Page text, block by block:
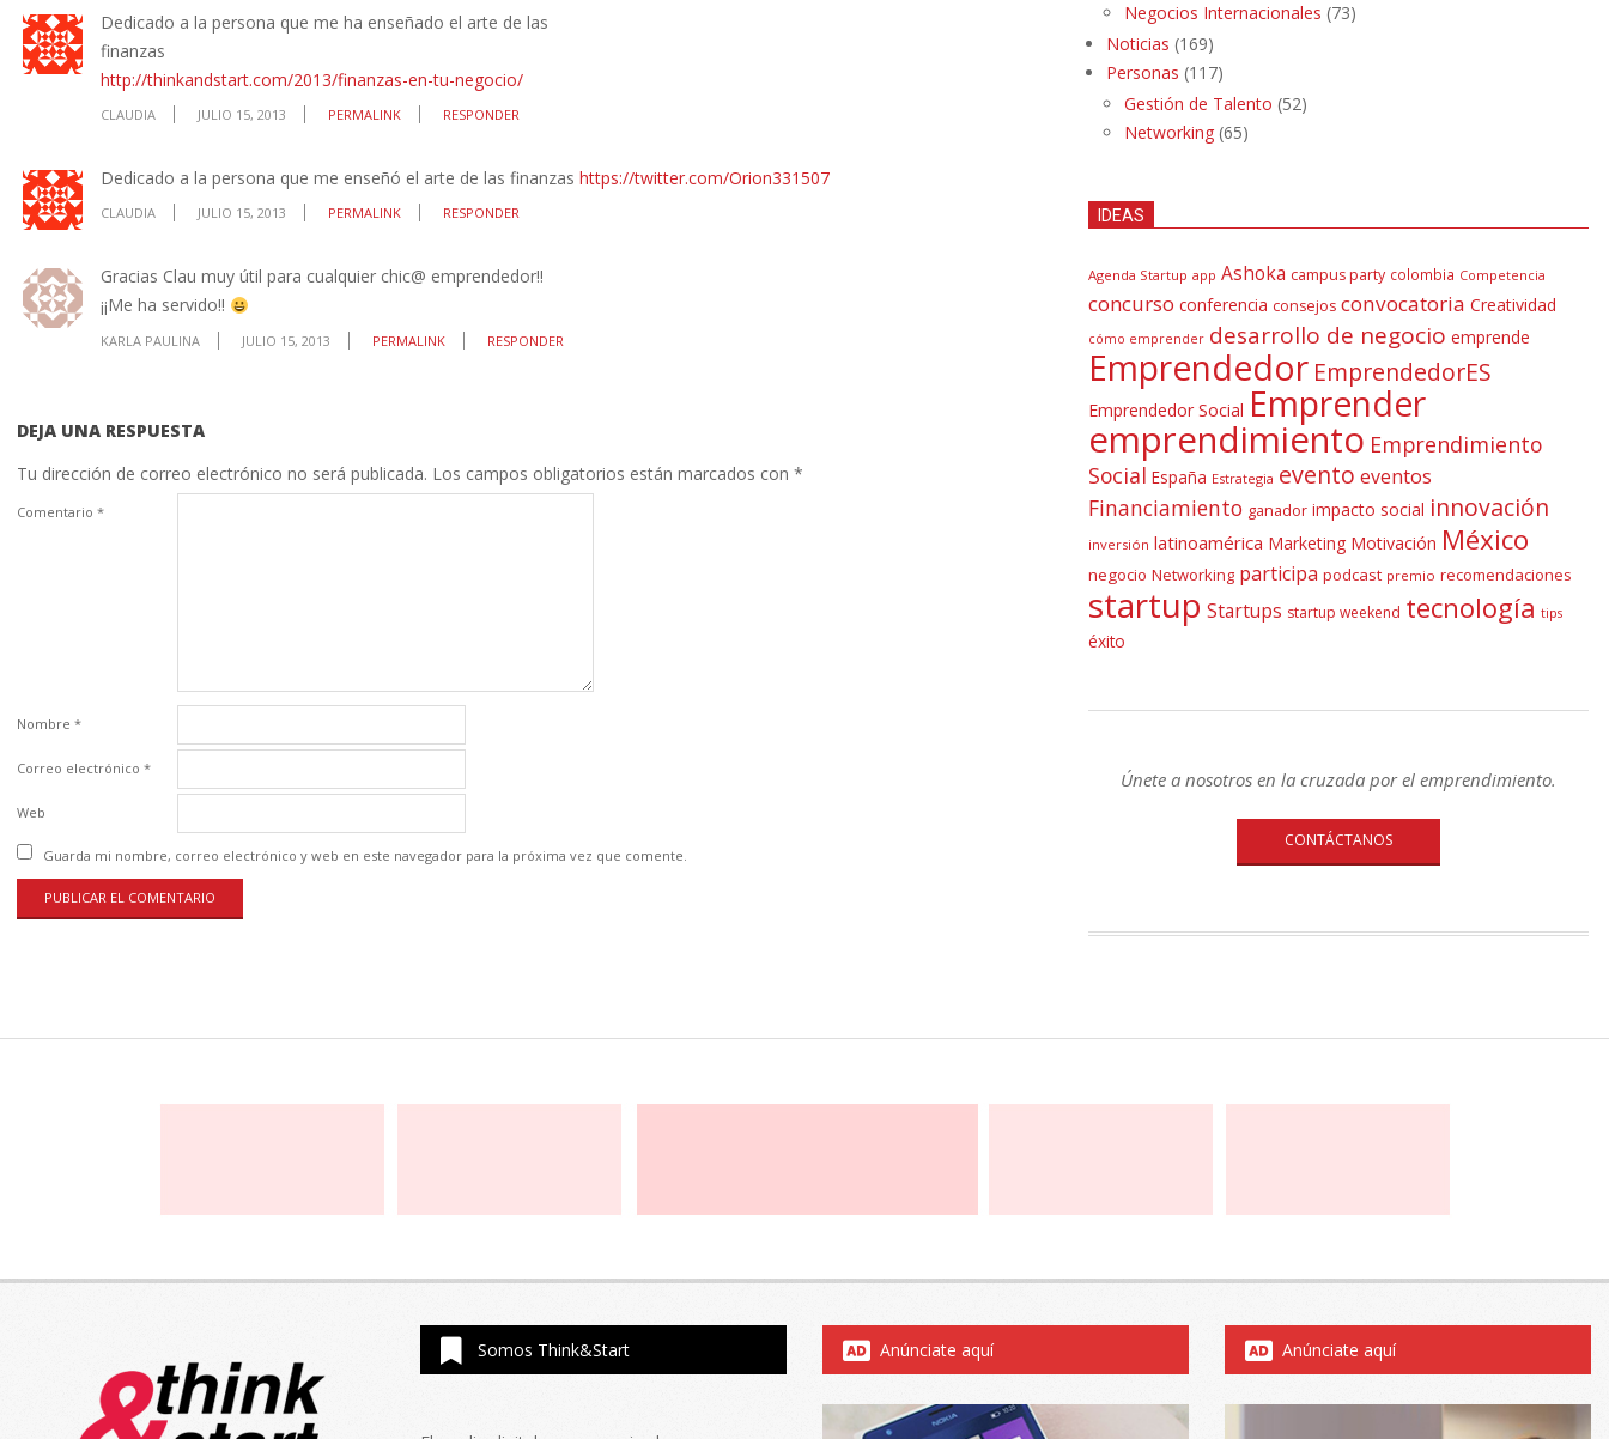
Dedicado a la persona que me ha enseñado el arte de las
finanzas
http://thinkandstart.com/2013/finanzas-en-tu-negocio/
CLAUDIA JULIO 15, 2013 PERMALINK RESPONDER
Dedicado a la persona que me enseñó el arte de las finanzas https://twitter.com/Orion331507
CLAUDIA JULIO 15, 2013 PERMALINK RESPONDER
Gracias Clau muy útil para cualquier chic@ emprendedor!!
¡¡Me ha servido!!
KARLA PAULINA JULIO 15, 2013 PERMALINK RESPONDER
DEJA UNA RESPUESTA
Tu dirección de correo electrónico no será publicada. Los campos obligatorios están marcados con *
Comentario *
Nombre *
Correo electrónico *
Web
Guarda mi nombre, correo electrónico y web en este navegador para la próxima vez que comente.
Negocios Internacionales (73)
Noticias (169)
Personas (117)
Gestión de Talento (52)
Networking (65)
IDEAS
Agenda Startup app Ashoka campus party colombia Competencia
concurso conferencia consejos convocatoria Creatividad
cómo emprender desarrollo de negocio emprende
Emprendedor EmprendedorES
Emprendedor Social Emprender
emprendimiento Emprendimiento
Social España Estrategia evento eventos
Financiamiento ganador impacto social innovación
inversión latinoamérica Marketing Motivación México
negocio Networking participa podcast premio recomendaciones
startup Startups startup weekend tecnología tips
éxito
Únete a nosotros en la cruzada por el emprendimiento.
CONTÁCTANOS
Somos Think&Start Anúnciate aquí Anúnciate aquí